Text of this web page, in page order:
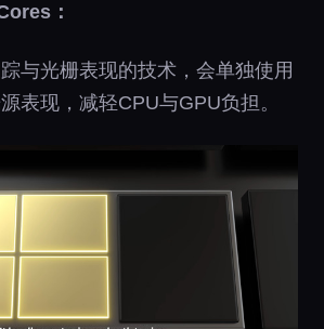
：
与光栅表现的技术，会单独使用
表现，减轻CPU与GPU负担。